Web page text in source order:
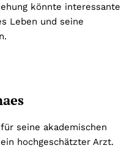
könnte interessante
Leben und seine
seine akademischen
hochgeschätzter Arzt.